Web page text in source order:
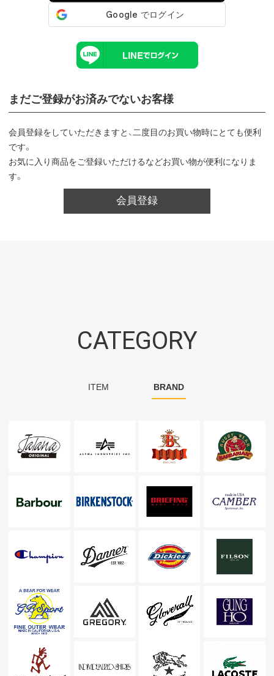
まだご登録がお済みでないお客様
会員登録をしていただきますと、二度目のお買い物時にとても便利
です。
お気に入り商品をご登録いただけるなどお買い物が便利になりま
す。
会員登録
CATEGORY
ITEM BRAND